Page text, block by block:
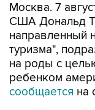
Москва. 7
США Дональд
направленный
туризма",
на роды с
ребенком
сообщается на